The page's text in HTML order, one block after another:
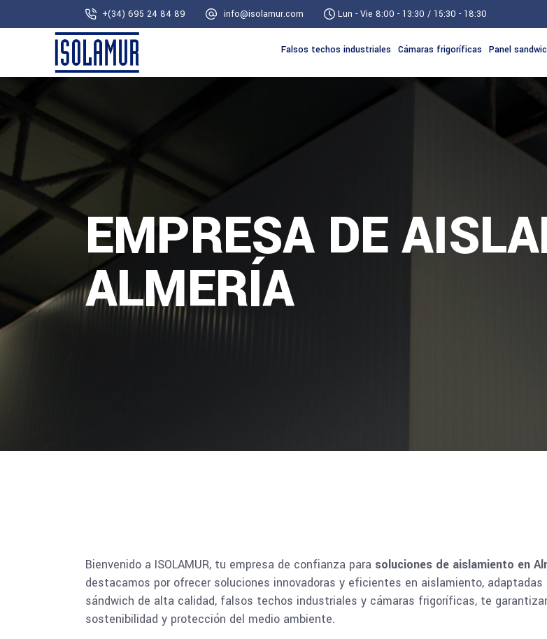
+(34) 695 24 84 89 info@isolamur.com Lun - Vie 8:00 - 13:30 / 15:30 - 18:30
Falsos techos industriales Cámaras frigoríficas Panel
EMPRESA DE
ALMERÍA
Bienvenido a ISOLAMUR, tu empresa de confianza para soluciones de aislamiento en
destacamos por ofrecer soluciones innovadoras y eficientes en aislamiento,
sándwich de alta calidad, falsos techos industriales y cámaras frigoríficas, te
sostenibilidad y protección del medio ambiente.